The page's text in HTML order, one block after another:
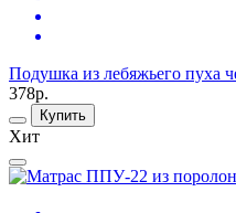
Подушка из лебяжьего пуха
378р.
Купить
Хит